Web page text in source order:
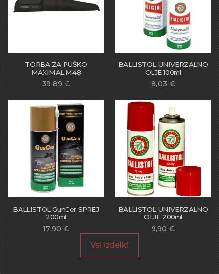
TORBA ZA PUŠKO
MAXIMAL M48
39,89 €
BALLISTOL UNIVERZALNO
OLJE 100ml
8,03 €
BALLISTOL GunCer SPREJ
200ml
17,90 €
BALLISTOL UNIVERZALNO
OLJE 200ml
9,90€
Vsi izdelki